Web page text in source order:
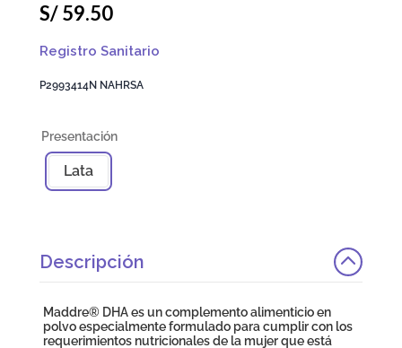
S/59.50
Registro Sanitario
P2993414N NAHRSA
Lata
Descripción
Maddre® DHA es un complemento alimenticio en
polvo especialmente formulado para cumplir con los
requerimientos nutricionales de la mujer que está